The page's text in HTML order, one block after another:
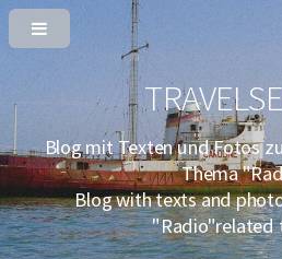
Blog mit Texten und Fotos
Thema
Blog with texts and
"Radio"related